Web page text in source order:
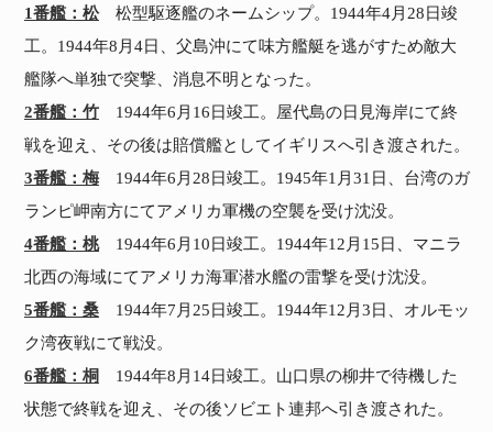
1番艦：松松型駆逐艦のネームシップ。1944年4月28日竣
工。1944年8月4日、父島沖にて味方艦艇を逃がすため敵大
艦隊へ単独で突撃、消息不明となった。
2番艦：竹1944年6月16日竣工。屋代島の日見海岸にて終
戦を迎え、その後は賠償艦としてイギリスへ引き渡された。
3番艦：梅1944年6月28日竣工。1945年1月31日、台湾のガ
ランピ岬南方にてアメリカ軍機の空襲を受け沈没。
4番艦：桃1944年6月10日竣工。1944年12月15日、マニラ
北西の海域にてアメリカ海軍潜水艦の雷撃を受け沈没。
5番艦：桑1944年7月25日竣工。1944年12月3日、オルモッ
ク湾夜戦にて戦没。
6番艦：桐
1944年8月14日竣工。山口県の柳井で待機した
状態で終戦を迎え、その後ソビエト連邦へ引き渡された。